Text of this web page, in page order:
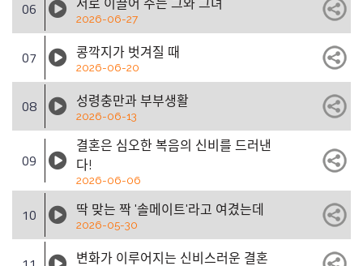
06 서로 이끌어 주는 그와 그녀
2026-06-27
07 콩깍지가 벗겨질 때
2026-06-20
08 성령충만과 부부생활
2026-06-13
09
결혼은 심오한 복음의 신비를 드러낸
다!
2026-06-06
10 딱 맞는 짝 '솔메이트'라고 여겼는데
2026-05-30
변화가 이루어지는 신비스러운 결혼